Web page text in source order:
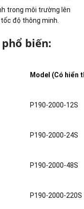
trong môi trường lên
độ thông minh.
biến:
Model (Có hiển
P190-2000-12S
P190-2000-24S
P190-2000-48S
P190-2000-220S